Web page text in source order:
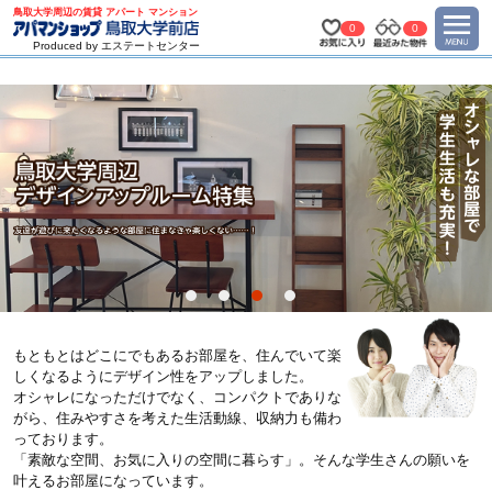
鳥取大学周辺の賃貸 アパート マンション
Produced by エステートセンター
0 0
もともとはどこにでもあるお部屋を、住んでいて楽
しくなるようにデザイン性をアップしました。
オシャレになっただけでなく、コンパクトでありな
がら、住みやすさを考えた生活動線、収納力も備わ
っております。
「素敵な空間、お気に入りの空間に暮らす」。そんな学生さんの願いを
叶えるお部屋になっています。